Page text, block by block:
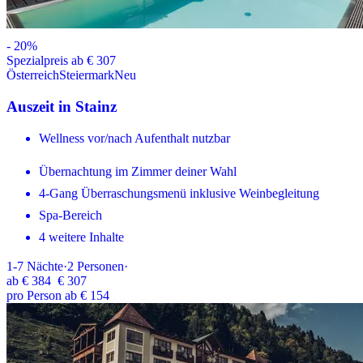
- 20%
Spezialpreis ab € 307
ÖsterreichSteiermarkNeu
Auszeit in Stainz
Wellness vor/nach Aufenthalt nutzbar
Übernachtung im Zimmer deiner Wahl
4-Gang Überraschungsmenü inklusive Weinbegleitung
Spa-Bereich
4 weitere Inhalte
1-7 Nächte·2 Personen·
ab € 384 € 307
pro Person ab € 154